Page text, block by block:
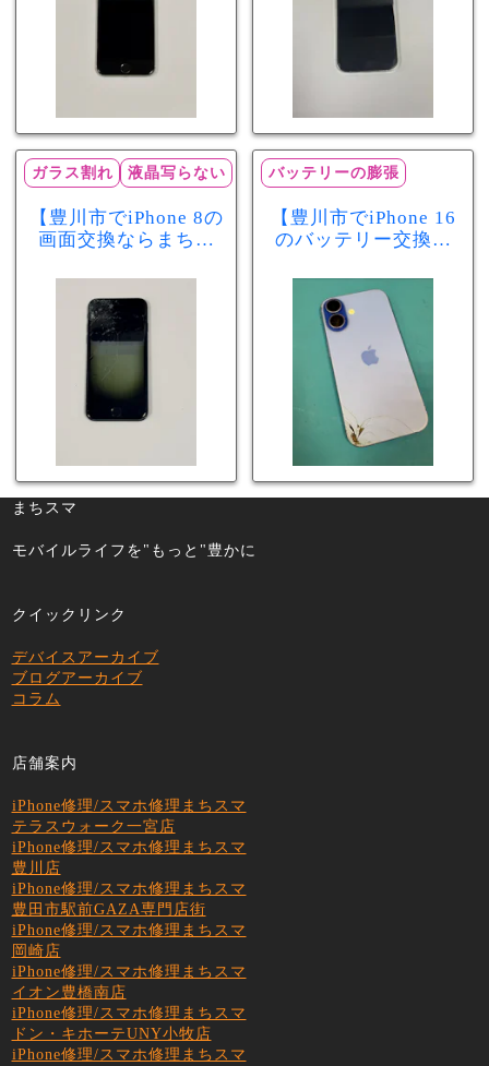
ガラス割れ 液晶写らない
【豊川市でiPhone 8の
画面交換ならまちス
れ・液晶不良も当日
60分で修理可能！
バッテリーの膨張
【豊川市でiPhone 16
のバッテリー交換な
少し膨張したバッテ
リーも当日90分で安
心修理！
まちスマ
モバイルライフを"もっと"豊かに
クイックリンク
デバイスアーカイブ
ブログアーカイブ
コラム
店舗案内
iPhone修理/スマホ修理まちスマ
テラスウォーク一宮店
iPhone修理/スマホ修理まちスマ
豊川店
iPhone修理/スマホ修理まちスマ
豊田市駅前GAZA専門店街
iPhone修理/スマホ修理まちスマ
岡崎店
iPhone修理/スマホ修理まちスマ
イオン豊橋南店
iPhone修理/スマホ修理まちスマ
ドン・キホーテUNY小牧店
iPhone修理/スマホ修理まちスマ